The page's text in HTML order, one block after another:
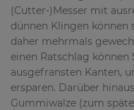
(Cutter-)Messer mit
dünnen Klingen können
daher mehrmals
einen Ratschlag
ausgefransten Kanten,
ersparen. Darüber
Gummiwalze (zum